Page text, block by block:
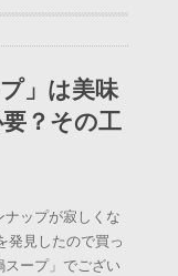
」は美味
？その工
ップが寂しくな
発見したので買っ
スープ」でござい